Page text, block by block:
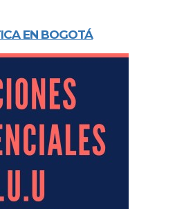
EN BOGOTÁ